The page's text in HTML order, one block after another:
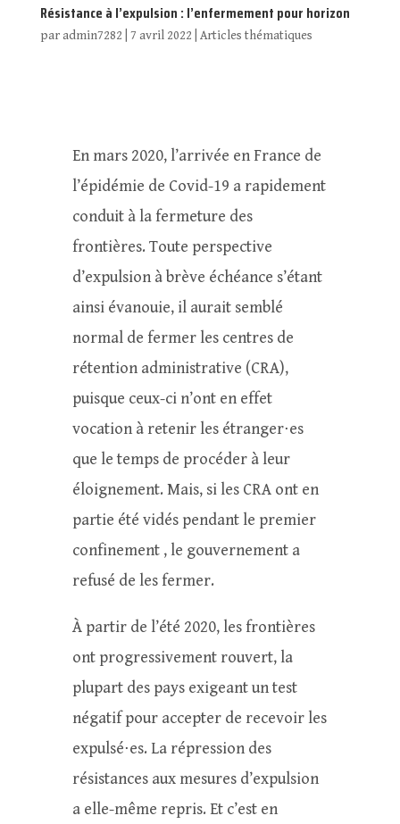
Résistance à l’expulsion : l’enfermement pour horizon
paradmin7282 7 avril 2022 Articles thématiques
En mars 2020, l’arrivée en France de
l’épidémie de Covid-19 a rapidement
conduit à la fermeture des
frontières. Toute perspective
d’expulsion à brève échéance s’étant
ainsi évanouie, il aurait semblé
normal de fermer les centres de
rétention administrative (CRA),
puisque ceux-ci n’ont en effet
vocation à retenir les étranger⋅es
que le temps de procéder à leur
éloignement. Mais, si les CRA ont en
partie été vidés pendant le premier
confinement , le gouvernement a
refusé de les fermer.
À partir de l’été 2020, les frontières
ont progressivement rouvert, la
plupart des pays exigeant un test
négatif pour accepter de recevoir les
expulsé⋅es. La répression des
résistances aux mesures d’expulsion
a elle-même repris. Et c’est en